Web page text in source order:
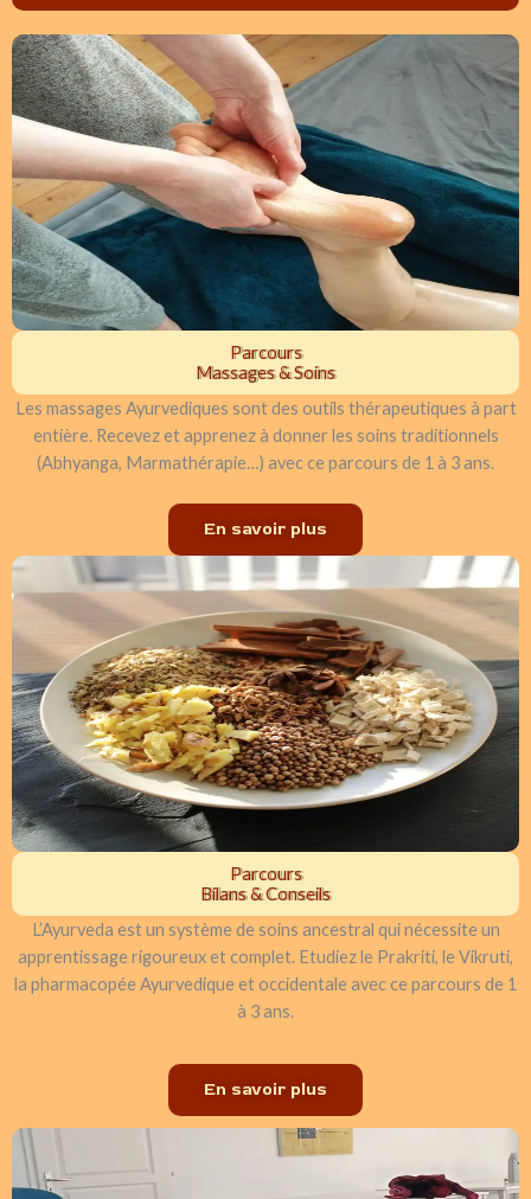
Parcours
Massages & Soins
Les massages Ayurvediques sont des outils thérapeutiques à part
entière. Recevez et apprenez à donner les soins traditionnels
(Abhyanga, Marmathérapie…) avec ce parcours de 1 à 3 ans.
En savoir plus
Parcours
Bilans & Conseils
L’Ayurveda est un système de soins ancestral qui nécessite un
apprentissage rigoureux et complet. Etudiez le Prakriti, le Vikruti,
la pharmacopée Ayurvedique et occidentale avec ce parcours de 1
à 3 ans.
En savoir plus